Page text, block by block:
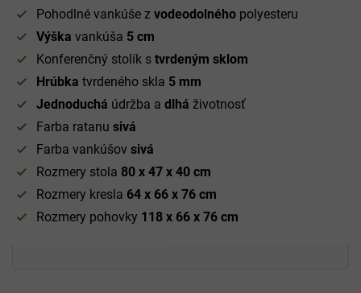
Pohodlné vankúše z vodeodolného polyesteru
Výška vankúša 5 cm
Konferenčný stolík s tvrdeným sklom
Hrúbka tvrdeného skla 5 mm
Jednoduchá údržba a dlhá životnosť
Farba ratanu sivá
Farba vankúšov sivá
Rozmery stola 80 x 47 x 40 cm
Rozmery kresla 64 x 66 x 76 cm
Rozmery pohovky 118 x 66 x 76 cm